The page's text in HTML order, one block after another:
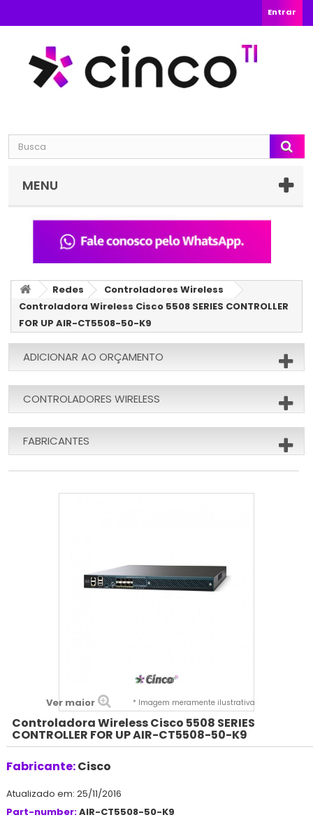
Entrar
MENU
Redes
Controladores Wireless
Controladora Wireless Cisco 5508 SERIES CONTROLLER
FOR UP AIR-CT5508-50-K9
ADICIONAR AO ORÇAMENTO
CONTROLADORES WIRELESS
FABRICANTES
Ver maior * Imagem meramente ilustrativa
Controladora Wireless Cisco 5508 SERIES
CONTROLLER FOR UP AIR-CT5508-50-K9
Fabricante:Cisco
Atualizado em: 25/11/2016
Part-number:AIR-CT5508-50-K9